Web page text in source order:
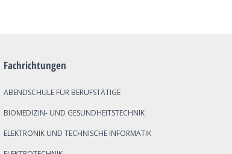
Fachrichtungen
ABENDSCHULE FÜR BERUFSTÄTIGE
BIOMEDIZIN- UND GESUNDHEITSTECHNIK
ELEKTRONIK UND TECHNISCHE INFORMATIK